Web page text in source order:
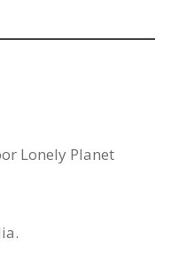
Lonely Planet